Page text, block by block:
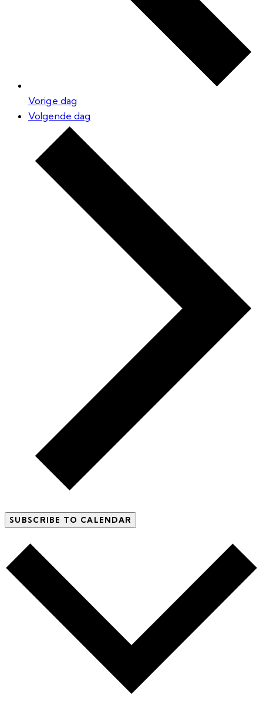
Vorige dag
Volgende dag
SUBSCRIBE TO CALENDAR